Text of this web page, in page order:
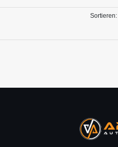
Sortieren: